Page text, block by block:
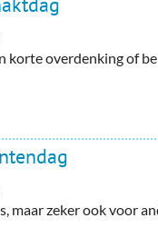
korte overdenking of
maar zeker ook voor